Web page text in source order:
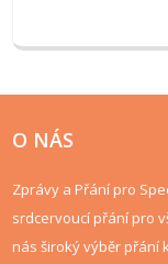
O NÁS
Zprávy a Přání pro
srdcervoucí přání pro
nás široký výběr přání